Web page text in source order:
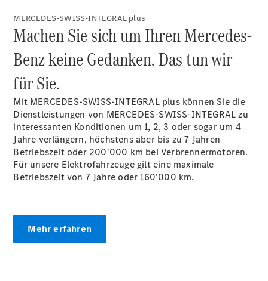
Original-
Ersatzteile
Reifen und
MERCEDES-SWISS-INTEGRAL plus
Machen Sie sich um Ihren Mercedes-
Benz keine Gedanken. Das tun wir
für Sie.
Mit MERCEDES-SWISS-INTEGRAL plus können Sie die
Dienstleistungen von MERCEDES-SWISS-INTEGRAL zu
interessanten Konditionen um 1, 2, 3 oder sogar um 4
Jahre verlängern, höchstens aber bis zu 7 Jahren
Betriebszeit oder 200'000 km bei Verbrennermotoren.
Für unsere Elektrofahrzeuge gilt eine maximale
Betriebszeit von 7 Jahre oder 160'000 km.
Mehr erfahren